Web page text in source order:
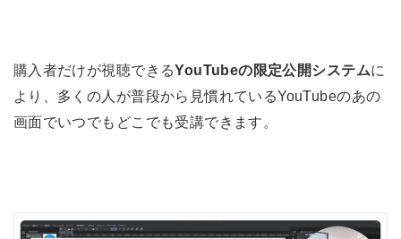
購入者だけが視聴できるYouTubeの限定公開システムに
より、多くの人が普段から見慣れているYouTubeのあの
画面でいつでもどこでも受講できます。